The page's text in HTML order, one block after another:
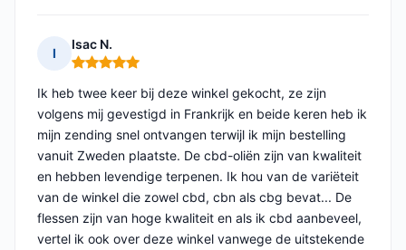
I
Isac N.
Opmerking: 5 van 5
Ik heb twee keer bij deze winkel gekocht, ze zijn
volgens mij gevestigd in Frankrijk en beide keren heb ik
mijn zending snel ontvangen terwijl ik mijn bestelling
vanuit Zweden plaatste. De cbd-oliën zijn van kwaliteit
en hebben levendige terpenen. Ik hou van de variëteit
van de winkel die zowel cbd, cbn als cbg bevat... De
flessen zijn van hoge kwaliteit en als ik cbd aanbeveel,
vertel ik ook over deze winkel vanwege de uitstekende